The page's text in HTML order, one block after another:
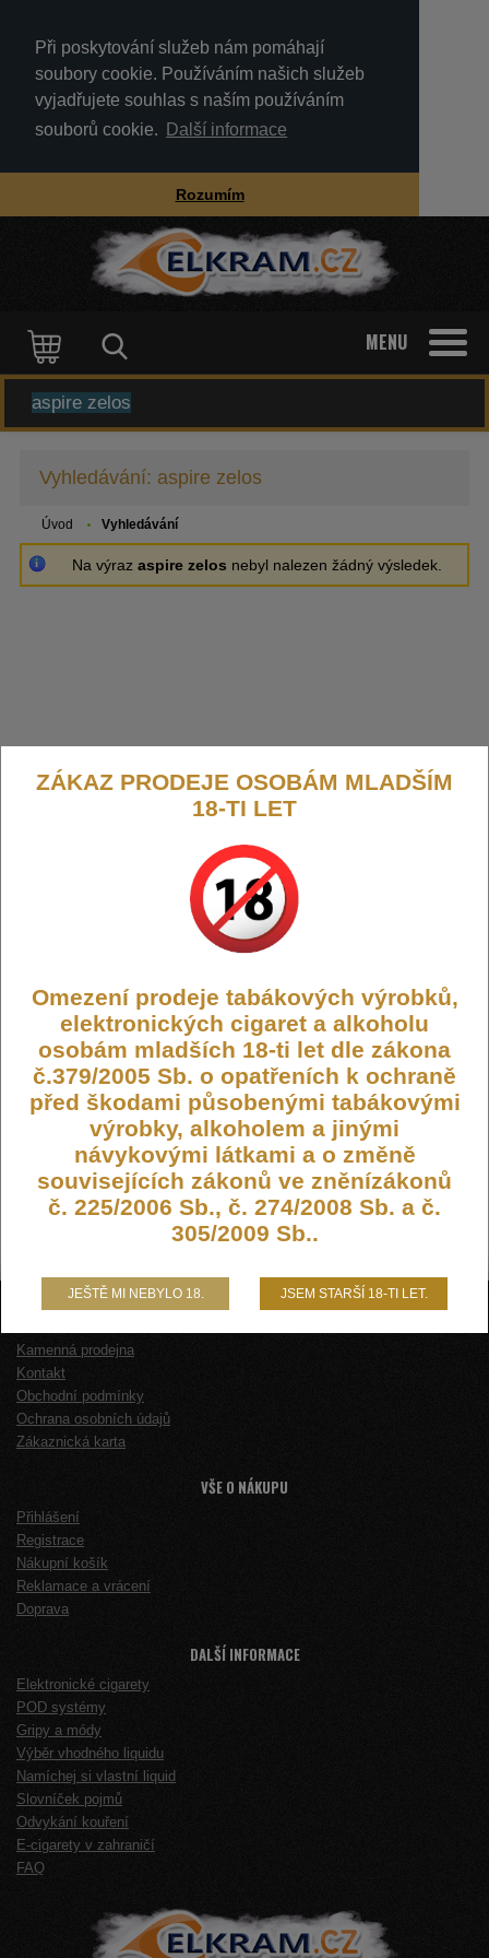
Při poskytování služeb nám pomáhají
soubory cookie. Používáním našich služeb
vyjadřujete souhlas s naším používáním
souborů cookie.
Další informace
Rozumím
MENU
Vyhledávání: aspire zelos
Úvod Vyhledávání
Na výraz aspire zelos nebyl nalezen žádný výsledek.
Kamenná prodejna
Kontakt
Obchodní podmínky
Ochrana osobních údajů
Zákaznická karta
VŠE O NÁKUPU
Přihlášení
Registrace
Nákupní košík
Reklamace a vrácení
Doprava
DALŠÍ INFORMACE
Elektronické cigarety
POD systémy
Gripy a módy
Výběr vhodného liquidu
Namíchej si vlastní liquid
Slovníček pojmů
Odvykání kouření
E-cigarety v zahraničí
FAQ
ZÁKAZ PRODEJE OSOBÁM MLADŠÍM
18-TI LET
Omezení prodeje tabákových výrobků,
elektronických cigaret a alkoholu
osobám mladších 18-ti let dle zákona
č.379/2005 Sb. o opatřeních k ochraně
před škodami působenými tabákovými
výrobky, alkoholem a jinými
návykovými látkami a o změně
souvisejících zákonů ve zněnízákonů
č. 225/2006 Sb., č. 274/2008 Sb. a č.
305/2009 Sb..
JEŠTĚ MI NEBYLO 18. JSEM STARŠÍ 18-TI LET.